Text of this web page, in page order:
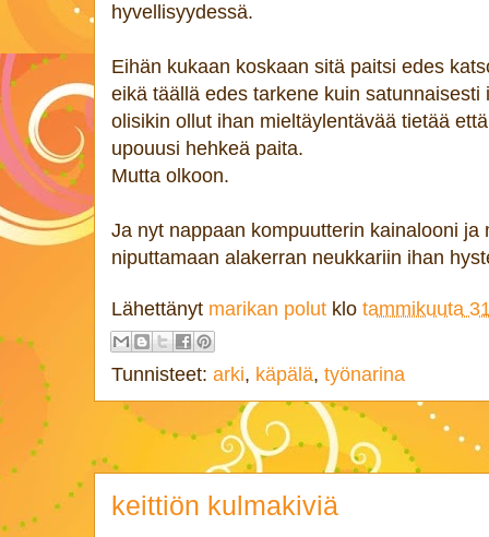
hyvellisyydessä.
Eihän kukaan koskaan sitä paitsi edes
eikä täällä edes tarkene kuin
olisikin ollut ihan mieltäylentävää tietää
upouusi hehkeä paita.
Mutta olkoon.
Ja nyt nappaan kompuutterin kainalooni ja
niputtamaan alakerran neukkariin ihan
Lähettänyt marikan polut klo tammikuuta
Tunnisteet: arki, käpälä, työnarina
keittiön kulmakiviä